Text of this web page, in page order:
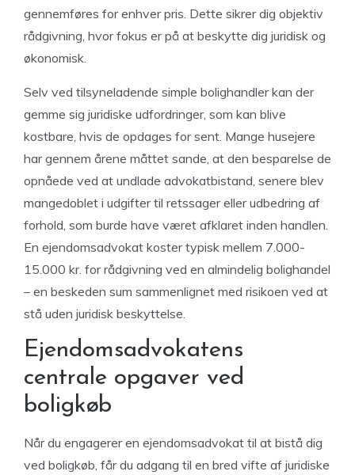
gennemføres for enhver pris. Dette sikrer dig objektiv
rådgivning, hvor fokus er på at beskytte dig juridisk og
økonomisk.
Selv ved tilsyneladende simple bolighandler kan der
gemme sig juridiske udfordringer, som kan blive
kostbare, hvis de opdages for sent. Mange husejere
har gennem årene måttet sande, at den besparelse de
opnåede ved at undlade advokatbistand, senere blev
mangedoblet i udgifter til retssager eller udbedring af
forhold, som burde have været afklaret inden handlen.
En ejendomsadvokat koster typisk mellem 7.000-
15.000 kr. for rådgivning ved en almindelig bolighandel
– en beskeden sum sammenlignet med risikoen ved at
stå uden juridisk beskyttelse.
Ejendomsadvokatens
centrale opgaver ved
boligkøb
Når du engagerer en ejendomsadvokat til at bistå dig
ved boligkøb, får du adgang til en bred vifte af juridiske